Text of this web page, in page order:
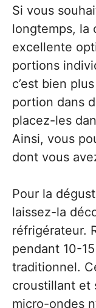
Si vous
longtemps, la
excellente
portions
c’est bien
portion dans
placez-les
Ainsi, vous
dont vous
Pour la
laissez-la
réfrigérateur.
pendant 10-
traditionnel.
croustillant et
micro-ondes